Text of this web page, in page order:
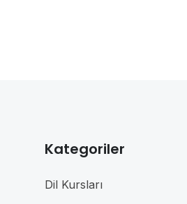
Kategoriler
Dil Kursları